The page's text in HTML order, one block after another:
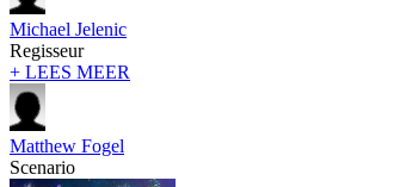
Michael Jelenic
Regisseur
+ LEES MEER
Matthew Fogel
Scenario